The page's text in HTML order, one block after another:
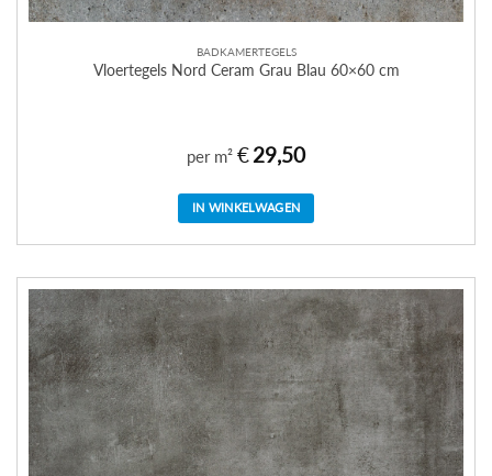
BADKAMERTEGELS
Vloertegels Nord Ceram Grau Blau 60×60 cm
per m² €29,50
IN WINKELWAGEN